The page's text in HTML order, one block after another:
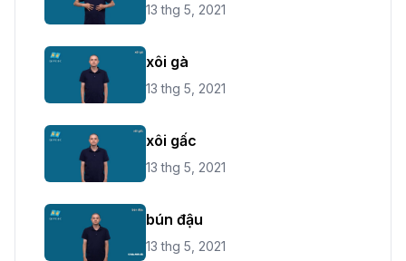
13 thg 5, 2021
xôi gà
13 thg 5, 2021
xôi gấc
13 thg 5, 2021
bún đậu
13 thg 5, 2021